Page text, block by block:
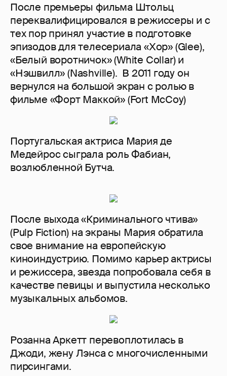
После премьеры фильма Штольц
переквалифицировался в режиссеры и с
тех пор принял участие в подготовке
эпизодов для телесериала «Хор» (Glee),
«Белый воротничок» (White Collar) и
«Нэшвилл» (Nashville). В 2011 году он
вернулся на большой экран с ролью в
фильме «Форт Маккой» (Fort McCoy)
Португальская актриса Мария де
Медейрос сыграла роль Фабиан,
возлюбленной Бутча.
После выхода «Криминального чтива»
(Pulp Fiction) на экраны Мария обратила
свое внимание на европейскую
киноиндустрию. Помимо карьер актрисы
и режиссера, звезда попробовала себя в
качестве певицы и выпустила несколько
музыкальных альбомов.
Розанна Аркетт перевоплотилась в
Джоди, жену Лэнса с многочисленными
пирсингами.